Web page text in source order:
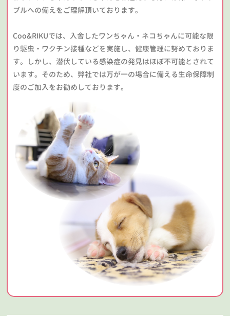
ブルへの備えをご理解頂いております。
Coo&RIKUでは、入舎したワンちゃん・ネコちゃんに可能な限
り駆虫・ワクチン接種などを実施し、健康管理に努めておりま
す。しかし、潜伏している感染症の発見はほぼ不可能とされて
います。そのため、弊社では万が一の場合に備える生命保障制
度のご加入をお勧めしております。